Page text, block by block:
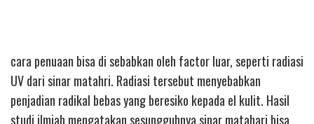
cara penuaan bisa di sebabkan oleh factor luar, seperti radiasi
UV dari sinar matahri. Radiasi tersebut menyebabkan
penjadian radikal bebas yang beresiko kepada el kulit. Hasil
studi ilmiah mengatakan sesungguhnya sinar matahari bisa